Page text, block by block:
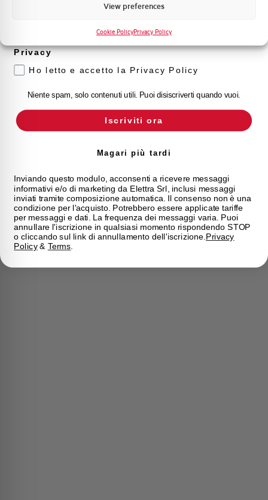
View preferences
Cookie PolicyPrivacy Policy
prodotto e offerte da Elettra AEG
Privacy
Ho letto e accetto la Privacy Policy
Niente spam, solo contenuti utili. Puoi disiscriverti quando vuoi.
Iscriviti ora
Magari più tardi
Inviando questo modulo, acconsenti a ricevere messaggi
informativi e/o di marketing da Elettra Srl, inclusi messaggi
inviati tramite composizione automatica. Il consenso non è una
condizione per l'acquisto. Potrebbero essere applicate tariffe
per messaggi e dati. La frequenza dei messaggi varia. Puoi
annullare l'iscrizione in qualsiasi momento rispondendo STOP
o cliccando sul link di annullamento dell'iscrizione. Privacy
Policy& Terms